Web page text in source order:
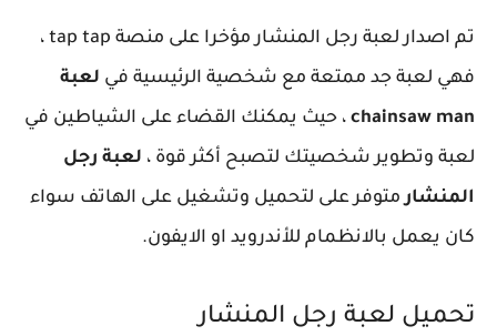
تم اصدار لعبة رجل المنشار مؤخرا على منصة tap tap ،
فهي لعبة جد ممتعة مع شخصية الرئيسية في لعبة
chainsaw man ، حيث يمكنك القضاء على الشياطين في
لعبة وتطوير شخصيتك لتصبح أكثر قوة ، لعبة رجل
المنشارمتوفر على لتحميل وتشغيل على الهاتف سواء
كان يعمل بالانظمام للأندرويد او الايفون.
تحميل لعبة رجل المنشار